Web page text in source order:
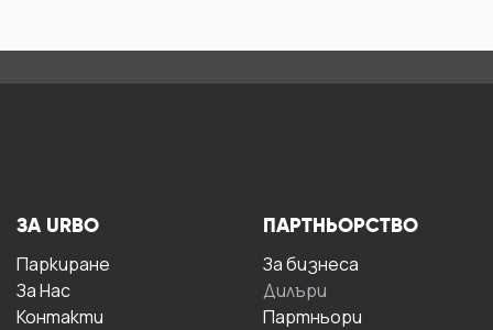
ЗА URBO
Паркиране
За Hас
Контакти
ПАРТНЬОРСТВО
За бизнесa
Дилъри
Партньори